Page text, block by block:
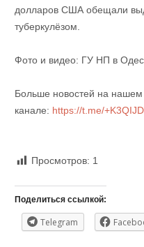
долларов США обещали
туберкулёзом.
Фото и видео: ГУ НП в
Больше новостей на нашем
канале: https://t.me/
Просмотров: 1
Поделиться ссылкой:
Telegram